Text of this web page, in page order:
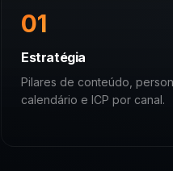
01
Estratégia
Pilares de conteúdo,
calendário e ICP por canal.